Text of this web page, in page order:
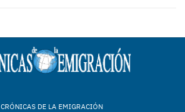
CRÓNICAS DE LA EMIGRACIÓN